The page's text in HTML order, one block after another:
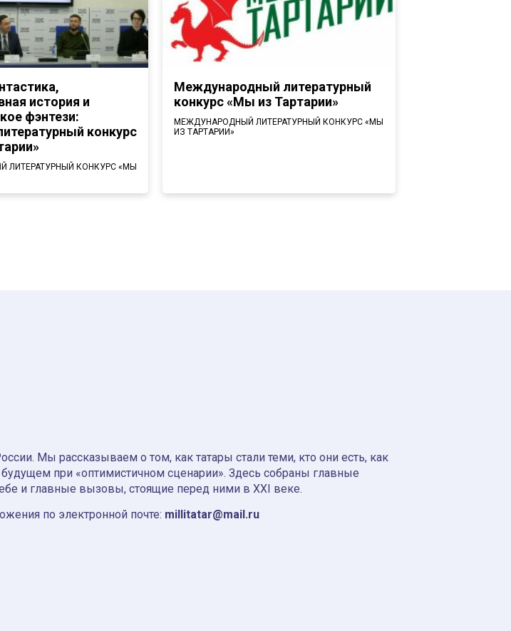
история и
фэнтези:
конкурс
ЛИТЕРАТУРНЫЙ КОНКУРС «МЫ
Международный литературный
конкурс «Мы из Тартарии»
МЕЖДУНАРОДНЫЙ ЛИТЕРАТУРНЫЙ КОНКУРС «МЫ
ИЗ ТАРТАРИИ»
Мы рассказываем о том, как татары стали теми, кто они есть, как
при «оптимистичном сценарии». Здесь собраны главные
и главные вызовы, стоящие перед ними в XXI веке.
по электронной почте: millitatar@mail.ru